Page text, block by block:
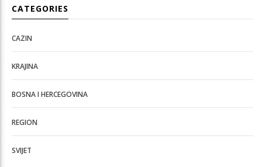
CATEGORIES
CAZIN
KRAJINA
BOSNA I HERCEGOVINA
REGION
SVIJET